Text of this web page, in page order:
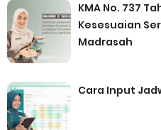
KMA No. 737
Kesesuaian
Madrasah
Cara Input